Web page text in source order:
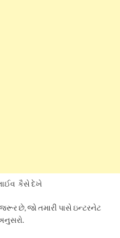
કૈસે દેખે
છે, જો તમારી પાસે ઇન્ટરનેટ